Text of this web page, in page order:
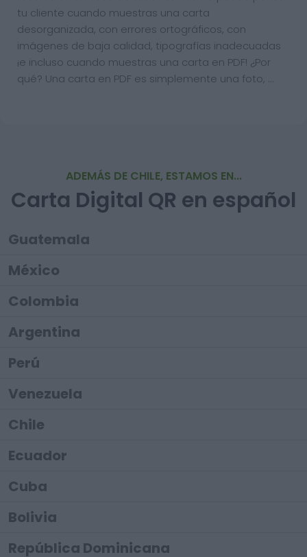
tu cliente cuando muestras una carta
desorganizada, con errores ortográficos, con
imágenes de baja calidad, tipografías inadecuadas
¡e incluso cuando muestras una carta en PDF! ¿Por
qué? Una carta en PDF es simplemente una foto, …
ADEMÁS DE CHILE, ESTAMOS EN...
Carta Digital QR en español
Guatemala
México
Colombia
Argentina
Perú
Venezuela
Chile
Ecuador
Cuba
Bolivia
República Dominicana